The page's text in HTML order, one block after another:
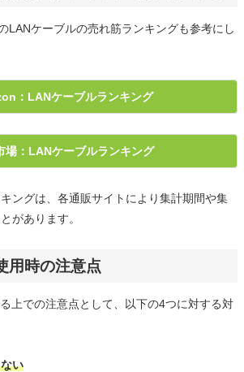
LANケーブルの売れ筋ランキングも参考にし
：LANケーブルランキング
場：LANケーブルランキング
ングは、各通販サイトにより集計期間や集
があります。
用時の注意点
上での注意点として、以下の4つに対する対
い